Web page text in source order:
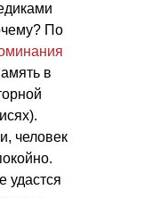
По
в
человек
удастся